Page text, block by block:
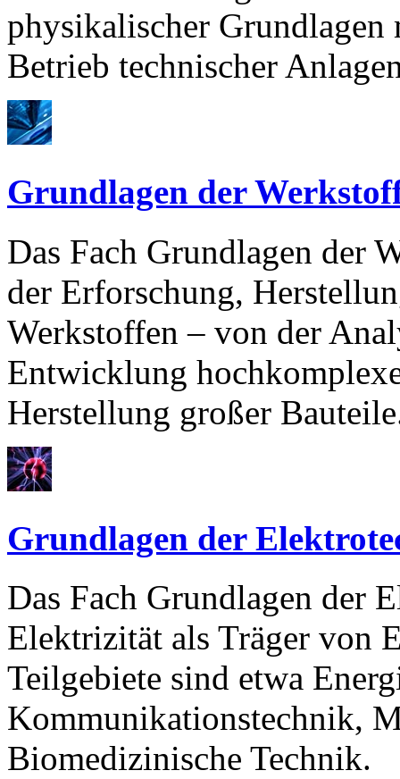
physikalischer
Betrieb technischer
Grundlagen der
Das Fach Grundlagen der
der Erforschung,
Werkstoffen – von der
Entwicklung
Herstellung großer
Grundlagen der
Das Fach Grundlagen der
Elektrizität als Träger von
Teilgebiete sind etwa
Kommunikationstechnik,
Biomedizinische Technik.